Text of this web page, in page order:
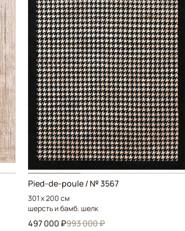
Pied-de-poule / № 3567
301 x 200 см
шерсть и бамб. шелк
497 000 ₽993 000 ₽